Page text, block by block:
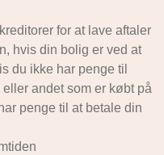
for at lave aftaler
hvis din bolig er ved at
du ikke har penge til
andet som er købt på
penge til at betale din